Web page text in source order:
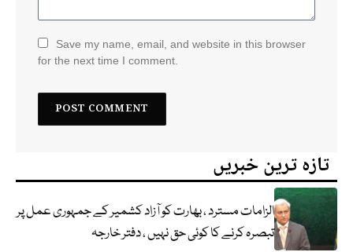
Save my name, email, and website in this browser
for the next time I comment.
تازہ ترین خبریں
الزامات مسترد ، بھارت کو آزاد کشمیر کے جمہوری عمل پر
تبصرہ کرنے کا کوئی حق نہیں ، دفتر خارجہ